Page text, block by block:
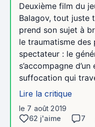
Deuxième film du
Balagov, tout juste
prend son sujet à
le traumatisme des
spectateur : le
s’accompagne
suffocation qui
Lire la critique
le 7 août 2019
62 j'aime
7